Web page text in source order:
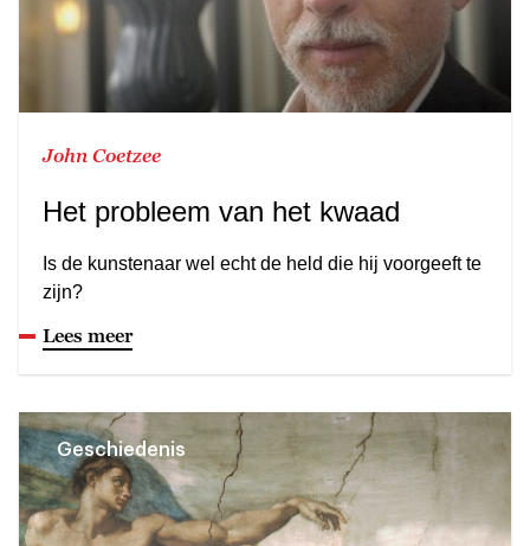
John Coetzee
Het probleem van het kwaad
Is de kunstenaar wel echt de held die hij voorgeeft te
zijn?
Lees meer
Geschiedenis